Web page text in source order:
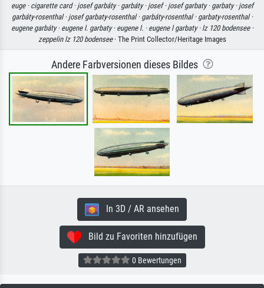
euge · cigarette card · josef garbáty · garbáty · josef · josef garbaty · garbaty · josef
garbáty-rosenthal · josef garbaty-rosenthal · garbáty-rosenthal · garbaty-rosenthal ·
eugene garbáty · eugene l. garbaty · eugene l. · eugene l garbaty · lz 120 bodensee ·
zeppelin lz 120 bodensee· The Print Collector/Heritage Images
Andere Farbversionen dieses Bildes
In 3D / AR ansehen
Bild zu Favoriten hinzufügen
0 Bewertungen